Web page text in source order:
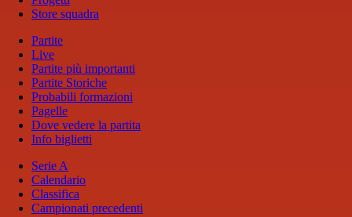
Store squadra
Partite
Live
Partite più importanti
Partite Storiche
Probabili formazioni
Pagelle
Dove vedere la partita
Info biglietti
Serie A
Calendario
Classifica
Campionati precedenti